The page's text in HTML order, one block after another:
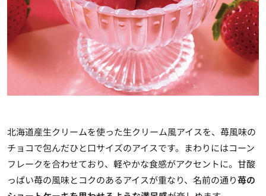
北海道産生クリームを使った生クリーム風アイスを、苺風味の
チョコで包んだひと口サイズのアイスです。まわりにはコーン
フレークを合わせており、軽やかな食感がアクセントに。甘酸
っぱい苺の風味とコクのあるアイスが重なり、名前の通り苺の